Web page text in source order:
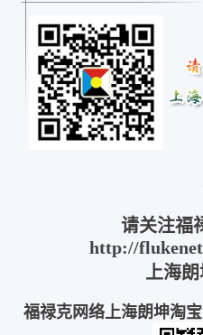
请关注福
http://
上海朗
福禄克网络上海朗坤淘